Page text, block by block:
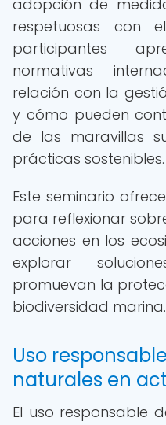
adopción de
respetuosas con
participantes
normativas
relación con la
y cómo pueden
de las maravillas
prácticas sostenibles.
Este seminario
para reflexionar
acciones en los
explorar
promuevan la
biodiversidad marina.
Uso
naturales en
El uso responsable